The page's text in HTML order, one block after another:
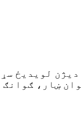
خونه ۱۳۰۶، نمبر ۲ دیژن
ښار، ګوانګ